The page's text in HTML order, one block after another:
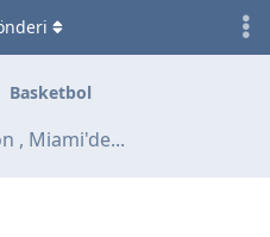
Basketbol
, Miami'de...